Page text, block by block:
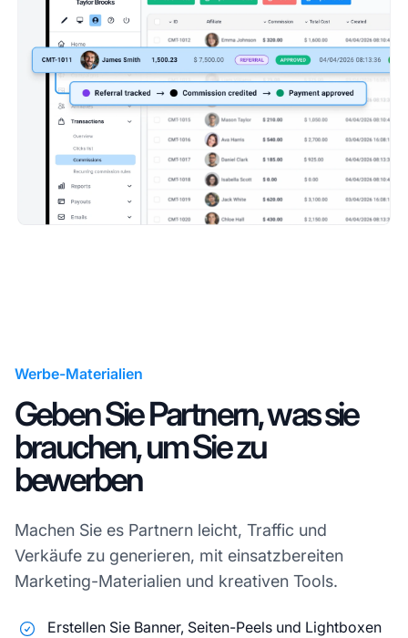
Werbe-Materialien
Geben Sie Partnern, was sie
brauchen, um Sie zu
bewerben
Machen Sie es Partnern leicht, Traffic und
Verkäufe zu generieren, mit einsatzbereiten
Marketing-Materialien und kreativen Tools.
Erstellen Sie Banner, Seiten-Peels und Lightboxen